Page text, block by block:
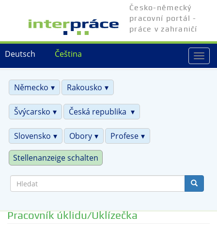
hlavnímu
Čeština
Deutsch
Česko-německý
pracovní portál -
práce v zahraničí
Německo
Rakousko
Švýcarsko Česká republika
Slovensko Obory Profese
Stellenanzeige schalten
Pracovník úklidu/Uklízečka